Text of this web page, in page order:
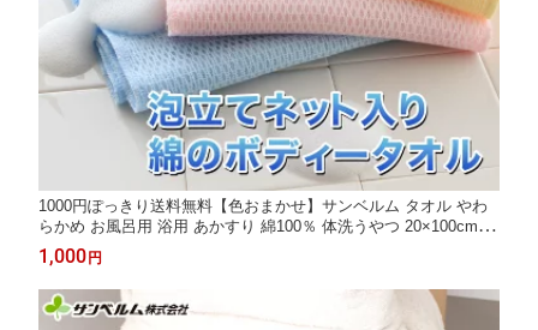
1000円ぽっきり送料無料【色おまかせ】サンベルム タオル やわ
らかめ お風呂用 浴用 あかすり 綿100％ 体洗うやつ 20×100cm 綿
泡立ちボディタオル 1枚 100225
1,000 円